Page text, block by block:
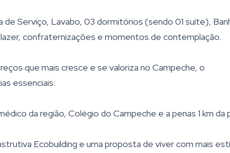
de Serviço, Lavabo, 03 dormitórios (sendo 01 suíte),
confraternizações e momentos de contemplação.
que mais cresce e se valoriza no Campeche, o
essenciais:
da região, Colégio do Campeche e a penas 1 km da
Ecobuilding e uma proposta de viver com mais